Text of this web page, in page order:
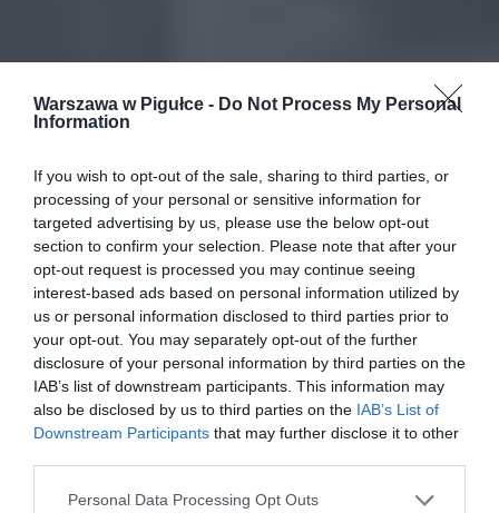
Warszawa w Pigułce - Do Not Process My Personal
Information
If you wish to opt-out of the sale, sharing to third parties, or
processing of your personal or sensitive information for
targeted advertising by us, please use the below opt-out
section to confirm your selection. Please note that after your
opt-out request is processed you may continue seeing
interest-based ads based on personal information utilized by
us or personal information disclosed to third parties prior to
your opt-out. You may separately opt-out of the further
disclosure of your personal information by third parties on the
IAB’s list of downstream participants. This information may
also be disclosed by us to third parties on the IAB’s List of
Downstream Participants that may further disclose it to other
Personal Data Processing Opt Outs